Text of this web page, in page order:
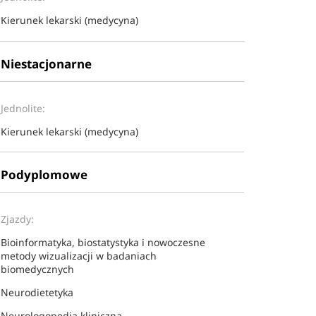
Kierunek lekarski (medycyna)
Niestacjonarne
Jednolite:
Kierunek lekarski (medycyna)
Podyplomowe
Zjazdy:
Bioinformatyka, biostatystyka i nowoczesne
metody wizualizacji w bada​​niach
biomedycznych
Neurodietetyka